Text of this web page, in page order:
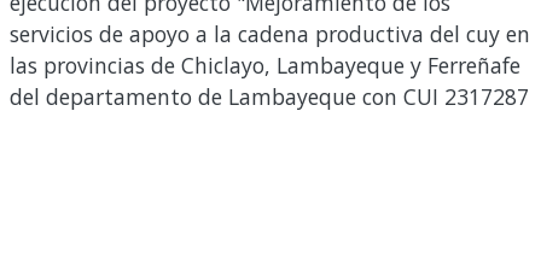
servicios de apoyo a la cadena productiva del cuy en
las provincias de Chiclayo, Lambayeque y Ferreñafe
del departamento de Lambayeque con CUI 2317287